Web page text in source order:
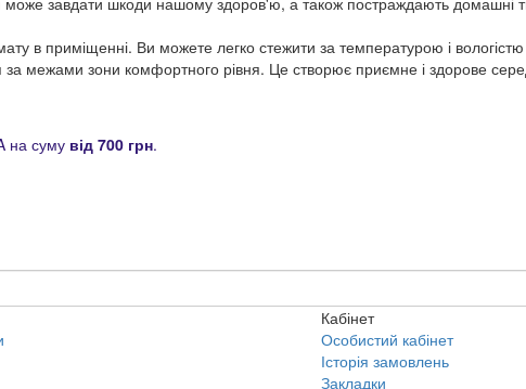
в приміщенні. Ви можете легко стежити за температурою і вологістю
за межами зони комфортного рівня. Це створює приємне і здорове
на суму від 700 грн.
Кабінет
Особистий кабінет
Історія замовлень
Закладки